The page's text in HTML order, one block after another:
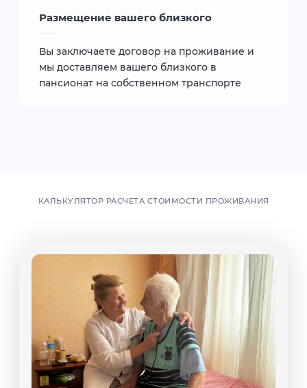
Размещение вашего близкого
Вы заключаете договор на проживание и
мы доставляем вашего близкого в
пансионат на собственном транспорте
КАЛЬКУЛЯТОР РАСЧЕТА СТОИМОСТИ ПРОЖИВАНИЯ